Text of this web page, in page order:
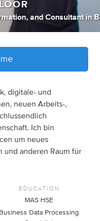
, and Consultant in
digitale- und
neuen Arbeits-,
Ich bin
um neues
und anderen Raum für
EDUCATION
MAS HSE
Business Data Processing